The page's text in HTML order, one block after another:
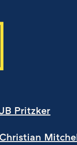
Pritzker
Mitchell